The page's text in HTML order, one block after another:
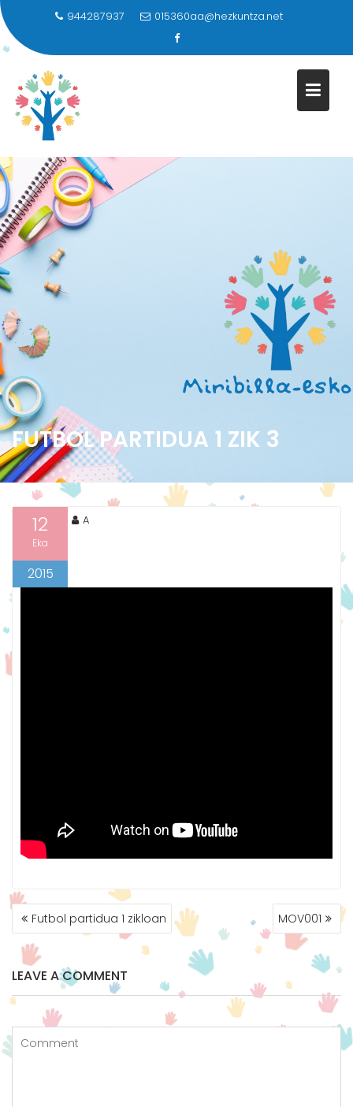
944287937 015360aa@hezkuntza.net
FUTBOL PARTIDUA 1 ZIK 3
12
Eka
2015
A
Futbol partidua 1 zikloan MOV001
LEAVE A COMMENT